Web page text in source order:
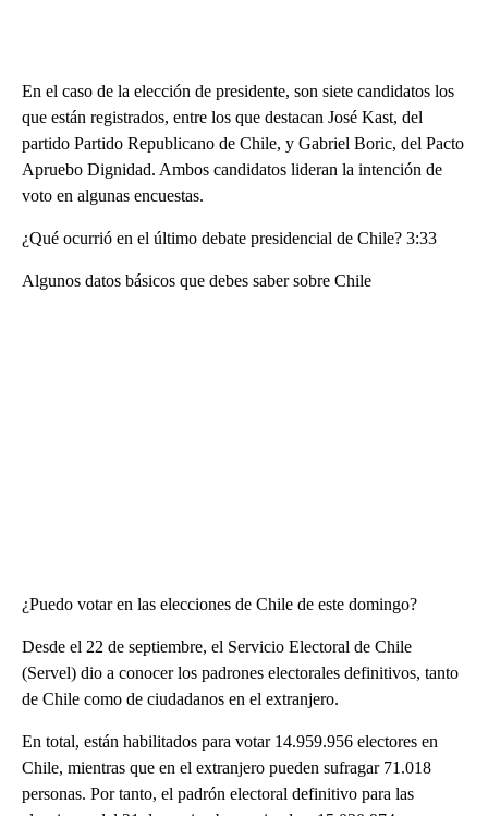
En el caso de la elección de presidente, son siete candidatos los
que están registrados, entre los que destacan José Kast, del
partido Partido Republicano de Chile, y Gabriel Boric, del Pacto
Apruebo Dignidad. Ambos candidatos lideran la intención de
voto en algunas encuestas.
¿Qué ocurrió en el último debate presidencial de Chile? 3:33
Algunos datos básicos que debes saber sobre Chile
¿Puedo votar en las elecciones de Chile de este domingo?
Desde el 22 de septiembre, el Servicio Electoral de Chile
(Servel) dio a conocer los padrones electorales definitivos, tanto
de Chile como de ciudadanos en el extranjero.
En total, están habilitados para votar 14.959.956 electores en
Chile, mientras que en el extranjero pueden sufragar 71.018
personas. Por tanto, el padrón electoral definitivo para las